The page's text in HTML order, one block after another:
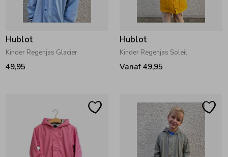
Zwemkleding
Jassen
Overhemden
Colberts & Gilets
Zwemkleding
Jassen
Overhemden
Cadeaubonnen
Haaraccessoires
Babyaccessoires
Verzorgingsproducten
Winterjassen
Zomerjassen
Zwemvesten & Zwembandjes
Winterjassen
Zomerjassen
Hublot
Kinder Regenjas Glacier
49,95
Hublot
Kinder Regenjas Soleil
Vanaf 49,95